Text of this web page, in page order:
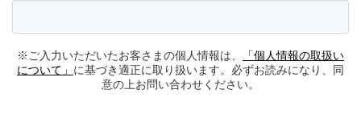
※ご入力いただいたお客さまの個人情報は、
「個人情報の取扱い
について」 に基づき適正に取り扱います。必ずお読みになり、同
意の上お問い合わせください。